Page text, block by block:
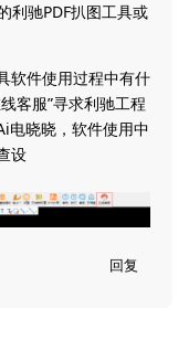
利驰PDF扒图工具或
软件使用过程中有什
客服”寻求利驰工程
电晓晓，软件使用中
设
回复